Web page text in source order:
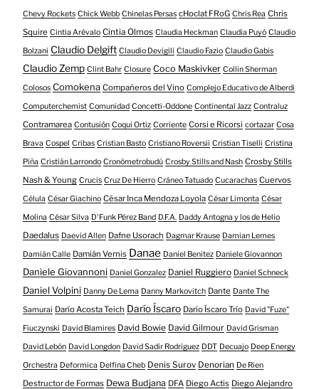
Chevy Rockets Chick Webb Chinelas Persas cHoclat FRoG Chris Rea Chris
Squire Cintia Arévalo Cintia Olmos Claudia Heckman Claudia Puyó Claudio
Bolzani Claudio Delgift Claudio Devigili Claudio Fazio Claudio Gabis
Claudio Zemp Clint Bahr Closure Coco Maskivker Collin Sherman
Colosos Comokena Compañeros del Vino Complejo Educativo de Alberdi
Computerchemist Comunidad Concetti-Oddone Continental Jazz Contraluz
Contramarea Contusión Coqui Ortiz Corriente Corsi e Ricorsi cortazar Cosa
Brava Cospel Cribas Cristian Basto Cristiano Roversii Cristian Tiselli Cristina
Piña Cristián Larrondo Cronómetrobudú Crosby Stills and Nash Crosby Stills
Nash & Young Crucis Cruz De Hierro Cráneo Tatuado Cucarachas Cuervos
Célula César Giachino César Inca Mendoza Loyola César Limonta César
Molina César Silva D'Funk Pérez Band D.F.A. Daddy Antogna y los de Helio
Daedalus Daevid Allen Dafne Usorach Dagmar Krause Damian Lemes
Damián Calle Damián Vernis Danae Daniel Benitez Daniele Giovannon
Daniele Giovannoni Daniel Gonzalez Daniel Ruggiero Daniel Schneck
Daniel Volpini Danny De Lema Danny Markovitch Dante Dante The
Samurai Darío Acosta Teich Darío Íscaro Darío Íscaro Trío David "Fuze"
Fiuczynski David Blamires David Bowie David Gilmour David Grisman
David Lebón David Longdon David Sadir Rodriguez DDT Decuajo Deep Energy
Orchestra Deformica Delfina Cheb Denis Surov Denorian De Rien
Destructor de Formas Dewa Budjana DFA Diego Actis Diego Alejandro